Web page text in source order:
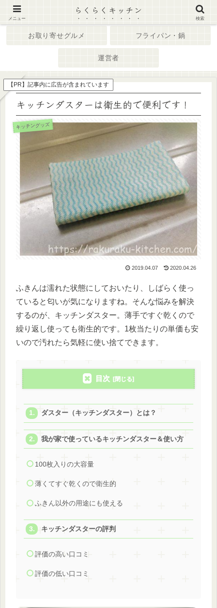
キッチン家電
お取り寄せグルメ フライパン・鍋
運営者
【PR】記事内に広告が含まれています
キッチンダスターは衛生的で便利です！
キッチングッズ
2019.04.07 2020.04.26
ふきんは濡れた状態にしておいたり、しばらく使っ
ていると匂いが気になりますね。そんな悩みを解決
するのが、キッチンダスター。薄手ですぐ乾くので
繰り返し使っても衛生的です。1枚当たりの単価も安
いので汚れたら気軽に使い捨てできます。
目次
ダスター（キッチンダスター）とは？
我が家で使っているキッチンダスター＆使い方
100枚入りの大容量
薄くてすぐ乾くので衛生的
ふきん以外の用途にも使える
キッチンダスターの評判
評価の高い口コミ
評価の低い口コミ
メニュー
らくらくキッチン
検索